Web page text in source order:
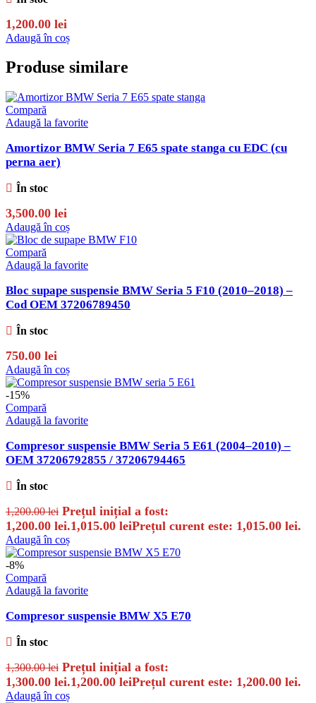
1,200.00 lei
Adaugă în coș
Produse similare
Compară
Adaugă la favorite
Amortizor BMW Seria 7 E65 spate stanga cu EDC (cu
perna aer)
În stoc
3,500.00 lei
Adaugă în coș
Compară
Adaugă la favorite
Bloc supape suspensie BMW Seria 5 F10 (2010–2018) –
Cod OEM 37206789450
În stoc
750.00 lei
Adaugă în coș
-15%
Compară
Adaugă la favorite
Compresor suspensie BMW Seria 5 E61 (2004–2010) –
OEM 37206792855 / 37206794465
În stoc
1,200.00lei Prețul inițial a fost:
1,200.00 lei.1,015.00 leiPrețul curent este: 1,015.00 lei.
Adaugă în coș
-8%
Compară
Adaugă la favorite
Compresor suspensie BMW X5 E70
În stoc
1,300.00lei Prețul inițial a fost:
1,300.00 lei.1,200.00 leiPrețul curent este: 1,200.00 lei.
Adaugă în coș